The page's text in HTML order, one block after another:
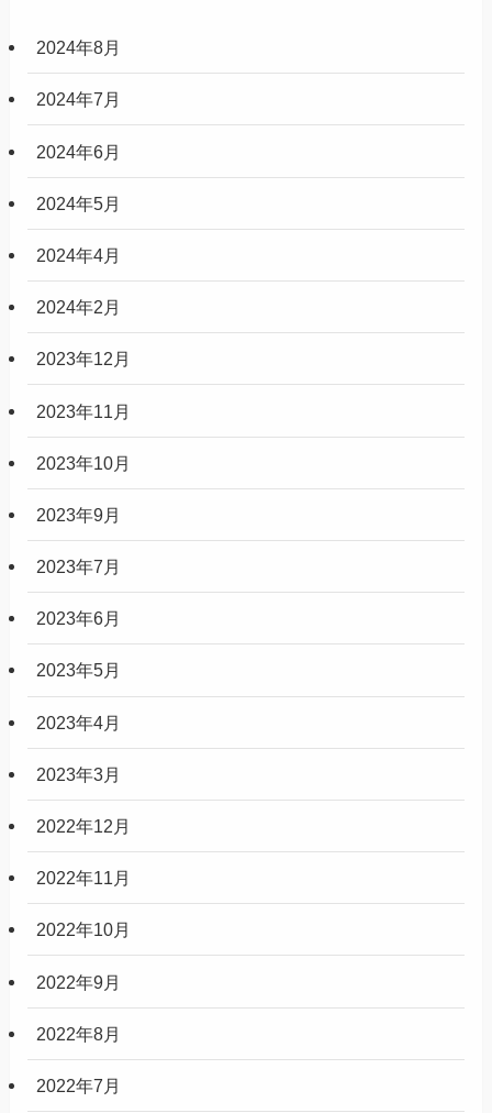
2024年8月
2024年7月
2024年6月
2024年5月
2024年4月
2024年2月
2023年12月
2023年11月
2023年10月
2023年9月
2023年7月
2023年6月
2023年5月
2023年4月
2023年3月
2022年12月
2022年11月
2022年10月
2022年9月
2022年8月
2022年7月